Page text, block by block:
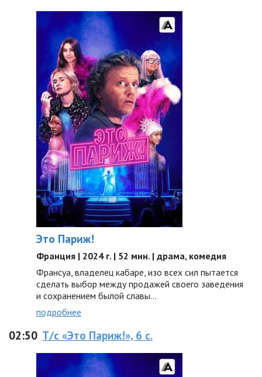
Это Париж!
Франция | 2024 г. | 52 мин. | драма, комедия
Франсуа, владелец кабаре, изо всех сил пытается
сделать выбор между продажей своего заведения
и сохранением былой славы…
подробнее
02:50 Т/с «Это Париж!», 6 с.